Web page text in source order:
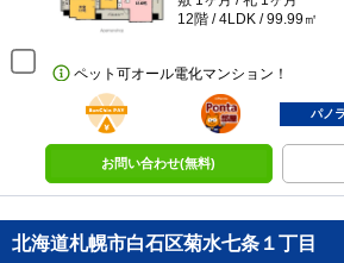
12階 / 4LDK / 99.99㎡
ペット可オール電化マンション！
BunChinPAY
ポンタ
部屋
パノ
お問い合わせ(無料)
北海道札幌市白石区菊水七条１丁目